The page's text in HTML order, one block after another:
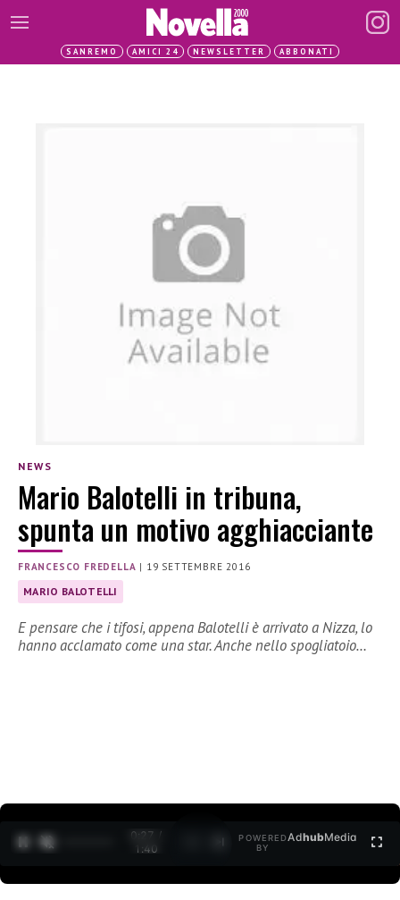
SANREMO AMICI 24 NEWSLETTER ABBONATI
NEWS
Mario Balotelli in tribuna,
spunta un motivo agghiacciante
FRANCESCO FREDELLA | 19 SETTEMBRE 2016
MARIO BALOTELLI
E pensare che i tifosi, appena Balotelli è arrivato a Nizza, lo
hanno acclamato come una star. Anche nello spogliatoio…
0:27 /
1:40
POWERED
BY
AdhubMedia